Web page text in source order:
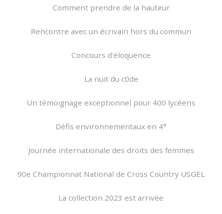
Comment prendre de la hauteur
Rencontre avec un écrivain hors du commun
Concours d'éloquence
La nuit du c0de
Un témoignage exceptionnel pour 400 lycéens
Défis environnementaux en 4°
Journée internationale des droits des femmes
90e Championnat National de Cross Country USGEL
La collection 2023 est arrivée